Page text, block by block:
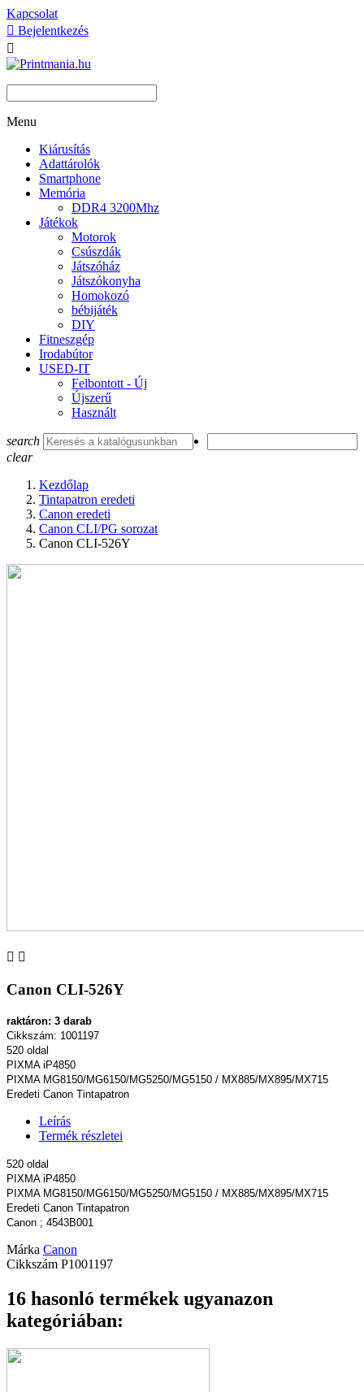
Kapcsolat
 Bejelentkezés

Menu
Kiárusítás
Adattárolók
Smartphone
Memória
DDR4 3200Mhz
Játékok
Motorok
Csúszdák
Játszóház
Játszókonyha
Homokozó
bébijáték
DIY
Fitneszgép
Irodabútor
USED-IT
Felbontott - Új
Újszerű
Használt
search
clear
Kezdőlap
Tintapatron eredeti
Canon eredeti
Canon CLI/PG sorozat
Canon CLI-526Y
 
Canon CLI-526Y
raktáron: 3 darab
Cikkszám: 1001197
520 oldal
PIXMA iP4850
PIXMA MG8150/MG6150/MG5250/MG5150 / MX885/MX895/MX715
Eredeti Canon Tintapatron
Leírás
Termék részletei
520 oldal
PIXMA iP4850
PIXMA MG8150/MG6150/MG5250/MG5150 / MX885/MX895/MX715
Eredeti Canon Tintapatron
Canon ; 4543B001
Márka Canon
Cikkszám P1001197
16 hasonló termékek ugyanazon
kategóriában: